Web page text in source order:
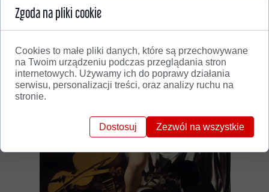
Zgoda na pliki cookie
Cookies to małe pliki danych, które są przechowywane
na Twoim urządzeniu podczas przeglądania stron
internetowych. Używamy ich do poprawy działania
serwisu, personalizacji treści, oraz analizy ruchu na
stronie.
Dostosuj Zezwól na wszystkie